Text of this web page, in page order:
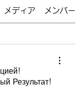
メディア メンバー
Результат!